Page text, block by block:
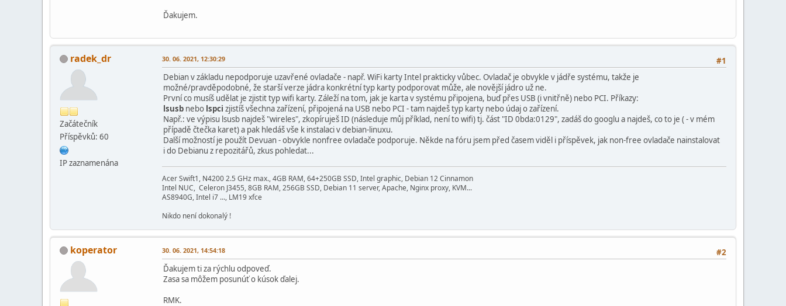
Ďakujem.
radek_dr
Začátečník
Příspěvků: 60
IP zaznamenána
#1
30. 06. 2021, 12:30:29
Debian v základu nepodporuje uzavřené ovladače - např. WiFi karty Intel prakticky vůbec. Ovladač je obvykle v jádře systému, takže je
možné/pravděpodobné, že starší verze jádra konkrétní typ karty podporovat může, ale novější jádro už ne.
První co musíš udělat je zjistit typ wifi karty. Záleží na tom, jak je karta v systému připojena, buď přes USB (i vnitřně) nebo PCI. Příkazy:
lsusb nebo lspci zjistíš všechna zařízení, připojená na USB nebo PCI - tam najdeš typ karty nebo údaj o zařízení.
Např.: ve výpisu lsusb najdeš "wireles", zkopíruješ ID (následuje můj příklad, není to wifi) tj. část "ID 0bda:0129", zadáš do googlu a najdeš, co to je ( - v mém
případě čtečka karet) a pak hledáš vše k instalaci v debian-linuxu.
Další možností je použít Devuan - obvykle nonfree ovladače podporuje. Někde na fóru jsem před časem viděl i příspěvek, jak non-free ovladače nainstalovat
i do Debianu z repozitářů, zkus pohledat...
Acer Swift1, N4200 2.5 GHz max., 4GB RAM, 64+250GB SSD, Intel graphic, Debian 12 Cinnamon
Intel NUC, Celeron J3455, 8GB RAM, 256GB SSD, Debian 11 server, Apache, Nginx proxy, KVM...
AS8940G, Intel i7 ..., LM19 xfce
Nikdo není dokonalý !
koperator #2
30. 06. 2021, 14:54:18
Ďakujem ti za rýchlu odpoveď.
Zasa sa môžem posunúť o kúsok ďalej.
RMK.